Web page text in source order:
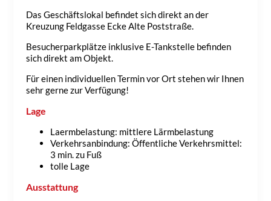
Das Geschäftslokal befindet sich direkt an der
Kreuzung Feldgasse Ecke Alte Poststraße.
Besucherparkplätze inklusive E-Tankstelle befinden
sich direkt am Objekt.
Für einen individuellen Termin vor Ort stehen wir Ihnen
sehr gerne zur Verfügung!
Lage
Laermbelastung: mittlere Lärmbelastung
Verkehrsanbindung: Öffentliche Verkehrsmittel:
3 min. zu Fuß
tolle Lage
Ausstattung